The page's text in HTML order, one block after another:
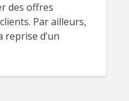
des offres
Par ailleurs,
reprise d’un